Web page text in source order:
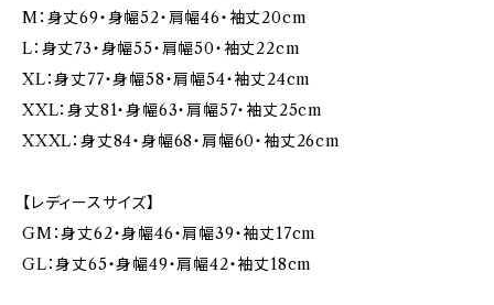
M：身丈69・身幅52・肩幅46・袖丈20cm
L：身丈73・身幅55・肩幅50・袖丈22cm
XL：身丈77・身幅58・肩幅54・袖丈24cm
XXL：身丈81・身幅63・肩幅57・袖丈25cm
XXXL：身丈84・身幅68・肩幅60・袖丈26cm
【レディースサイズ】
GM：身丈62・身幅46・肩幅39・袖丈17cm
GL：身丈65・身幅49・肩幅42・袖丈18cm